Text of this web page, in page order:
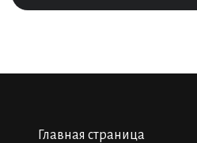
Главная страница